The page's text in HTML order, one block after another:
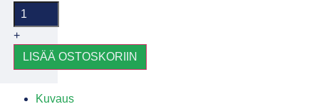
+
LISÄÄ OSTOSKORIIN
Kuvaus